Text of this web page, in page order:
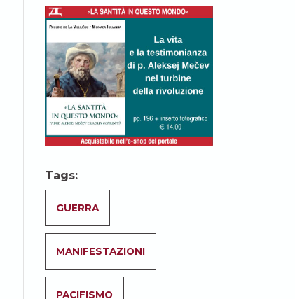
Tags:
GUERRA
MANIFESTAZIONI
PACIFISMO